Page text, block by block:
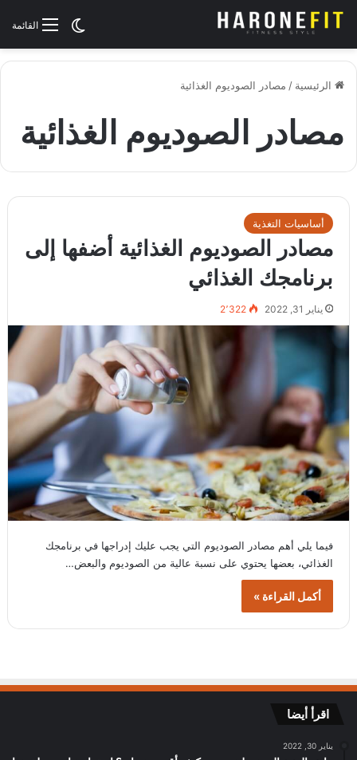
القائمةالوضع
الرئيسية / مصادر الصوديوم الغذائية
مصادر الصوديوم الغذائية
أساسيات التغذية
مصادر الصوديوم الغذائية أضفها إلى
برنامجك الغذائي
يناير 31, 2022 2٬322
فيما يلي أهم مصادر الصوديوم التي يجب عليك إدراجها في برنامجك
الغذائي، بعضها يحتوي على نسبة عالية من الصوديوم والبعض…
أكمل القراءة »
اقرأ أيضا
يناير 30, 2022